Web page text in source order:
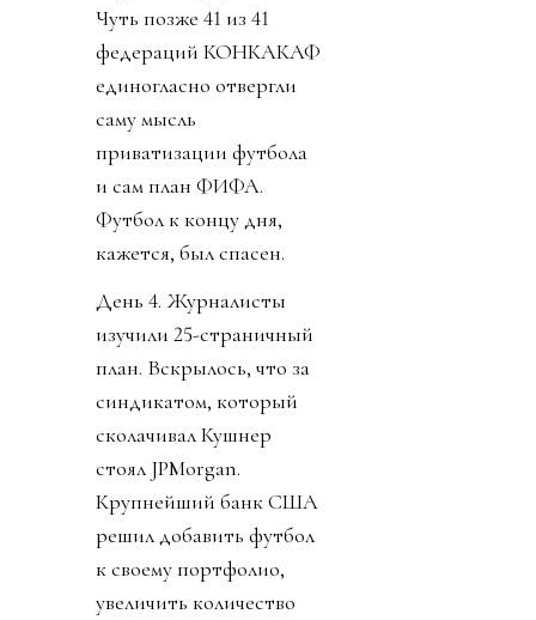
Чуть позже 41 из 41
федераций КОНКАКАФ
единогласно отвергли
саму мысль
приватизации футбола
и сам план ФИФА.
Футбол к концу дня,
кажется, был спасен.
День 4. Журналисты
изучили 25-страничный
план. Вскрылось, что за
синдикатом, который
сколачивал Кушнер
стоял JPMorgan.
Крупнейший банк США
решил добавить футбол
к своему портфолио,
увеличить количество